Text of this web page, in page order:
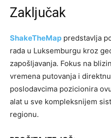
Zaključak
ShakeTheMap predstavlja
rada u Luksemburgu kroz
zapošljavanja. Fokus na
vremena putovanja i
poslodavcima pozicionira
alat u sve kompleksnijem
regionu.